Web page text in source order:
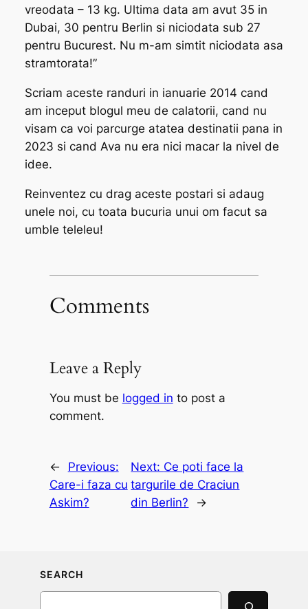
vreodata – 13 kg. Ultima data am avut 35 in
Dubai, 30 pentru Berlin si niciodata sub 27
pentru Bucurest. Nu m-am simtit niciodata asa
stramtorata!”
Scriam aceste randuri in ianuarie 2014 cand
am inceput blogul meu de calatorii, cand nu
visam ca voi parcurge atatea destinatii pana in
2023 si cand Ava nu era nici macar la nivel de
idee.
Reinventez cu drag aceste postari si adaug
unele noi, cu toata bucuria unui om facut sa
umble teleleu!
Comments
Leave a Reply
You must be logged in to post a
comment.
←
Previous:
Care-i faza cu
Askim?
Next: Ce poti face la
targurile de Craciun
din Berlin?
→
SEARCH
Search